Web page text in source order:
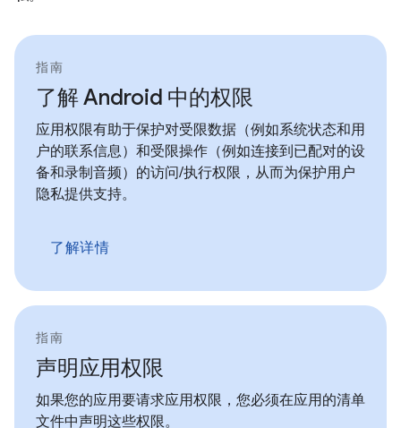
指南
了解 Android 中的权限
应用权限有助于保护对受限数据（例如系统状态和用
户的联系信息）和受限操作（例如连接到已配对的设
备和录制音频）的访问/执行权限，从而为保护用户
隐私提供支持。
了解详情
指南
声明应用权限
如果您的应用要请求应用权限，您必须在应用的清单
文件中声明这些权限。